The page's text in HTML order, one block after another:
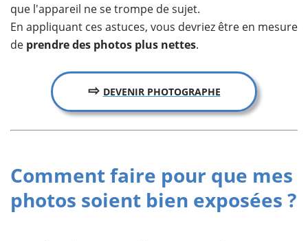
que l'appareil ne se trompe de sujet.
En appliquant ces astuces, vous devriez être en mesure
de prendre des photos plus nettes.
⇨ DEVENIR PHOTOGRAPHE
Comment faire pour que mes
photos soient bien exposées ?